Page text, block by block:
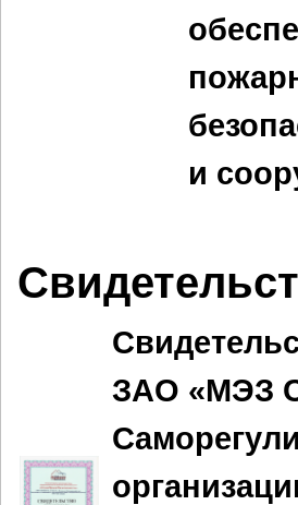
и
ЗАО «МЭЗ